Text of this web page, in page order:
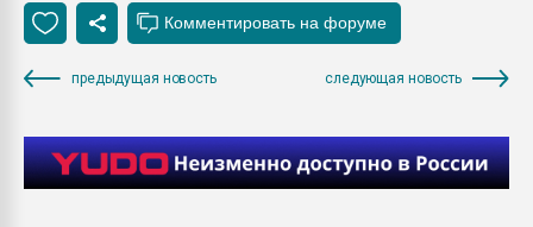
предыдущая новость следующая новость